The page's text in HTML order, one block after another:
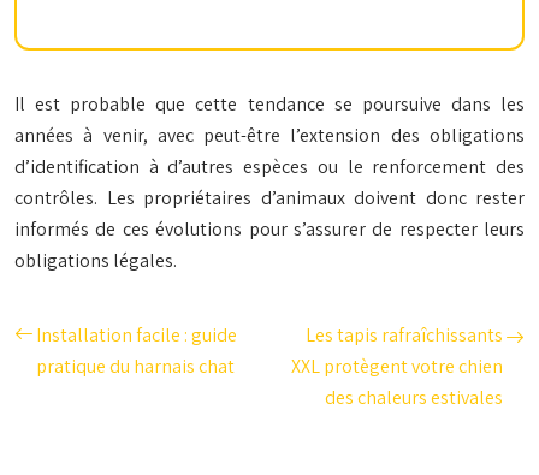
Il est probable que cette tendance se poursuive dans les
années à venir, avec peut-être l’extension des obligations
d’identification à d’autres espèces ou le renforcement des
contrôles. Les propriétaires d’animaux doivent donc rester
informés de ces évolutions pour s’assurer de respecter leurs
obligations légales.
Installation facile : guide
pratique du harnais chat
Les tapis rafraîchissants
XXL protègent votre chien
des chaleurs estivales